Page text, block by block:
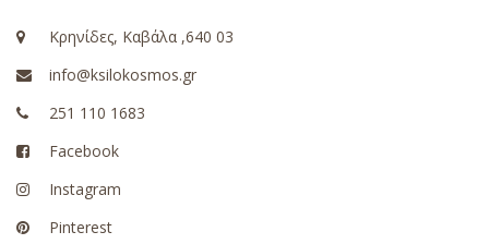
Κρηνίδες, Καβάλα ,640 03
info@ksilokosmos.gr
251 110 1683
Facebook
Instagram
Pinterest